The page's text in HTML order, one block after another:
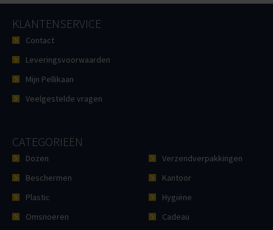
KLANTENSERVICE
Contact
Leveringsvoorwaarden
Mijn Pellikaan
Veelgestelde vragen
CATEGORIEËN
Dozen
Beschermen
Plastic
Omsnoeren
Verzendverpakkingen
Kantoor
Hygiëne
Cadeau